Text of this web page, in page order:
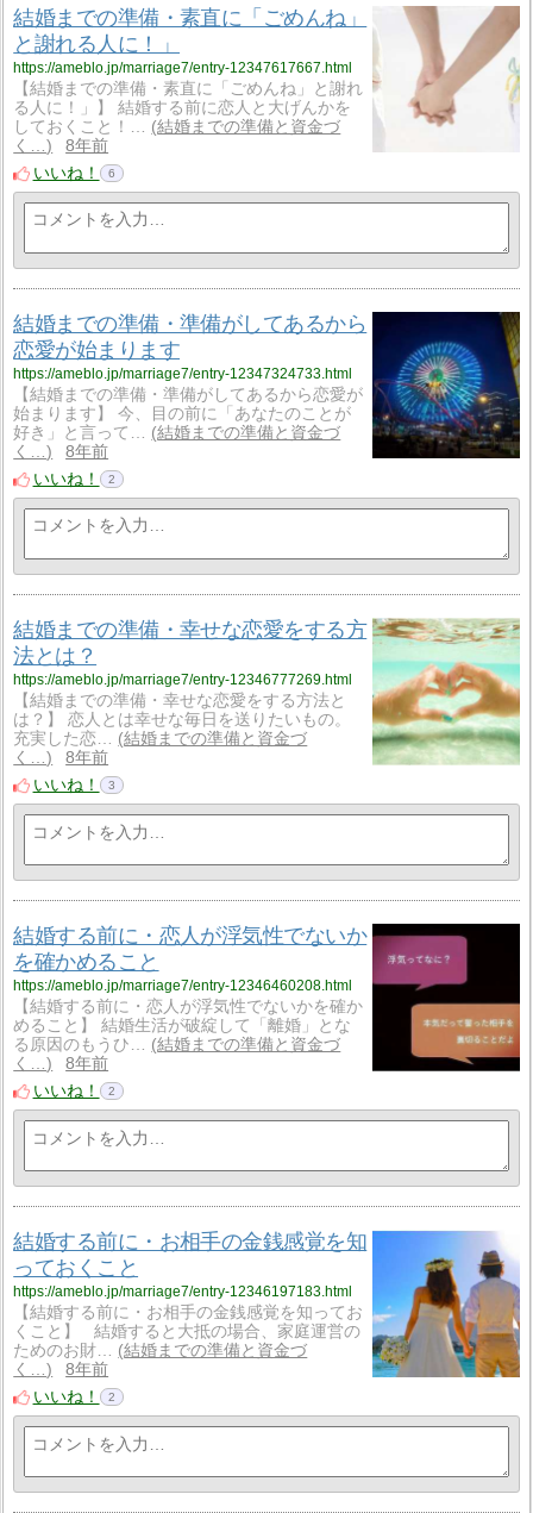
結婚までの準備・素直に「ごめんね」
と謝れる人に！」
https://ameblo.jp/marriage7/entry-12347617667.html
【結婚までの準備・素直に「ごめんね」と謝れ
る人に！」】 結婚する前に恋人と大げんかを
しておくこと！…
結婚までの準備と資金づ
く…
8年前
いいね！
6
結婚までの準備・準備がしてあるから
恋愛が始まります
https://ameblo.jp/marriage7/entry-12347324733.html
【結婚までの準備・準備がしてあるから恋愛が
始まります】 今、目の前に「あなたのことが
好き」と言って…
結婚までの準備と資金づ
く…
8年前
いいね！
2
結婚までの準備・幸せな恋愛をする方
法とは？
https://ameblo.jp/marriage7/entry-12346777269.html
【結婚までの準備・幸せな恋愛をする方法と
は？】 恋人とは幸せな毎日を送りたいもの。
充実した恋…
結婚までの準備と資金づ
く…
8年前
いいね！
3
結婚する前に・恋人が浮気性でないか
を確かめること
https://ameblo.jp/marriage7/entry-12346460208.html
【結婚する前に・恋人が浮気性でないかを確か
めること】 結婚生活が破綻して「離婚」とな
る原因のもうひ…
結婚までの準備と資金づ
く…
8年前
いいね！
2
結婚する前に・お相手の金銭感覚を知
っておくこと
https://ameblo.jp/marriage7/entry-12346197183.html
【結婚する前に・お相手の金銭感覚を知ってお
くこと】 結婚すると大抵の場合、家庭運営の
ためのお財…
結婚までの準備と資金づ
く…
8年前
いいね！
2